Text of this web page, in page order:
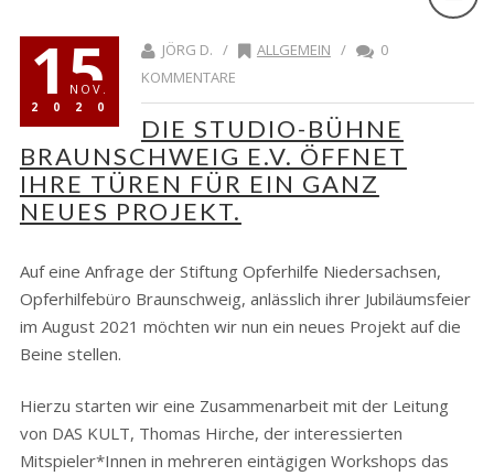
15
NOV.
2020
JÖRG D. / ALLGEMEIN /
0
KOMMENTARE
DIE STUDIO-BÜHNE
BRAUNSCHWEIG E.V. ÖFFNET
IHRE TÜREN FÜR EIN GANZ
NEUES PROJEKT.
Auf eine Anfrage der Stiftung Opferhilfe Niedersachsen,
Opferhilfebüro Braunschweig, anlässlich ihrer Jubiläumsfeier
im August 2021 möchten wir nun ein neues Projekt auf die
Beine stellen.
Hierzu starten wir eine Zusammenarbeit mit der Leitung
von DAS KULT, Thomas Hirche, der interessierten
Mitspieler*Innen in mehreren eintägigen Workshops das